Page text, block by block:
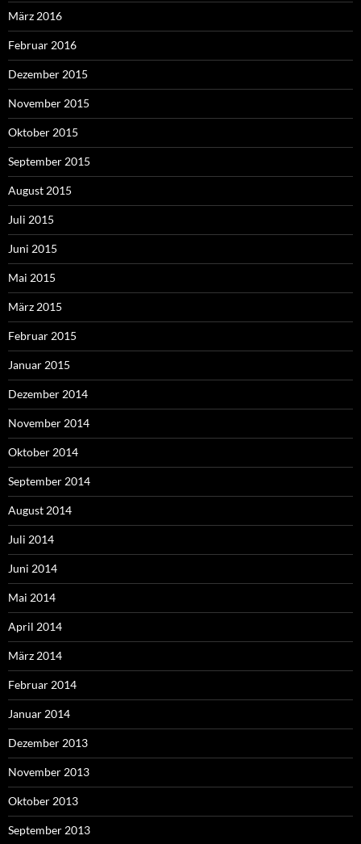
März 2016
Februar 2016
Dezember 2015
November 2015
Oktober 2015
September 2015
August 2015
Juli 2015
Juni 2015
Mai 2015
März 2015
Februar 2015
Januar 2015
Dezember 2014
November 2014
Oktober 2014
September 2014
August 2014
Juli 2014
Juni 2014
Mai 2014
April 2014
März 2014
Februar 2014
Januar 2014
Dezember 2013
November 2013
Oktober 2013
September 2013